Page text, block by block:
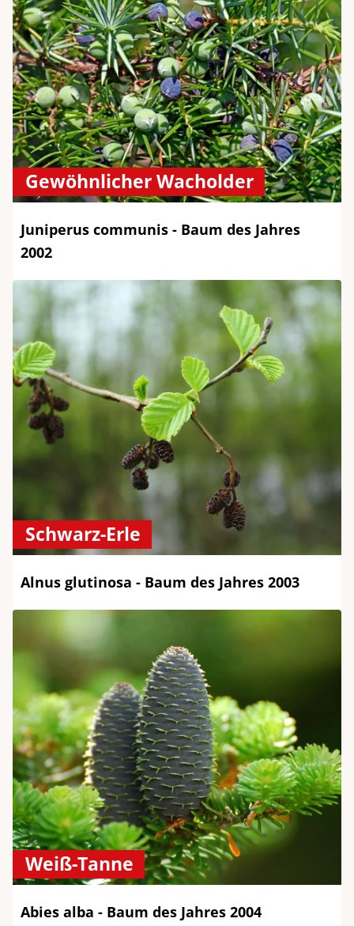
Gewöhnlicher Wacholder
Juniperus communis - Baum des Jahres
2002
Schwarz-Erle
Alnus glutinosa - Baum des Jahres 2003
Weiß-Tanne
Abies alba - Baum des Jahres 2004